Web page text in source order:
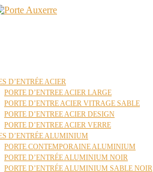
D’ENTRÉE ACIER
PORTE D’ENTREE ACIER LARGE
PORTE D’ENTRE ACIER VITRAGE SABLE
PORTE D’ENTREE ACIER DESIGN
PORTE D’ENTREE ACIER VERRE
D’ENTRÉE ALUMINIUM
PORTE CONTEMPORAINE ALUMINIUM
PORTE D’ENTRÉE ALUMINIUM NOIR
PORTE D’ENTRÉE ALUMINIUM SABLE NOIR